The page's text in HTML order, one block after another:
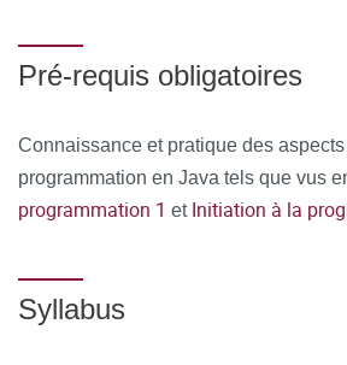
Pré-requis obligatoires
Connaissance et pratique des
programmation en Java tels que vus
programmation 1 et Initiation à la
Syllabus